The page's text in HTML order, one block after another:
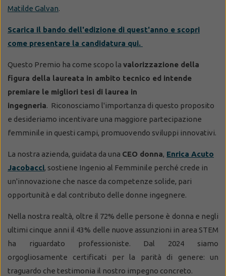
Matilde Galvan.
Scarica il bando dell'edizione di quest'anno e scopri
come presentare la candidatura qui.
Questo Premio ha come scopo la valorizzazione della
figura della laureata in ambito tecnico ed intende
premiare le migliori tesi di laurea in
ingegneria. Riconosciamo l'importanza di questo proposito
e desideriamo incentivare una maggiore partecipazione
femminile in questi campi, promuovendo sviluppi innovativi.
La nostra azienda, guidata da una CEO donna, Enrica Acuto
Jacobacci, sostiene Ingenio al Femminile perché crede in
un'innovazione che nasce da competenze solide, pari
opportunità e dal contributo delle donne ingegnere.
Nella nostra realtà, oltre il 72% delle persone è donna e negli
ultimi cinque anni il 43% delle nuove assunzioni in area STEM
ha riguardato professioniste. Dal 2024 siamo
orgogliosamente certificati per la parità di genere: un
traguardo che testimonia il nostro impegno concreto.